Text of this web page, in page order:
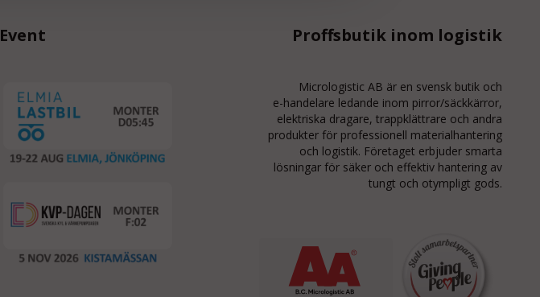
Event Proffsbutik inom logistik
Micrologistic AB är en svensk butik och
e-handelare ledande inom pirror/säckkärror,
elektriska dragare, trappklättrare och andra
produkter för professionell materialhantering
och logistik. Företaget erbjuder smarta
lösningar för säker och effektiv hantering av
tungt och otympligt gods.